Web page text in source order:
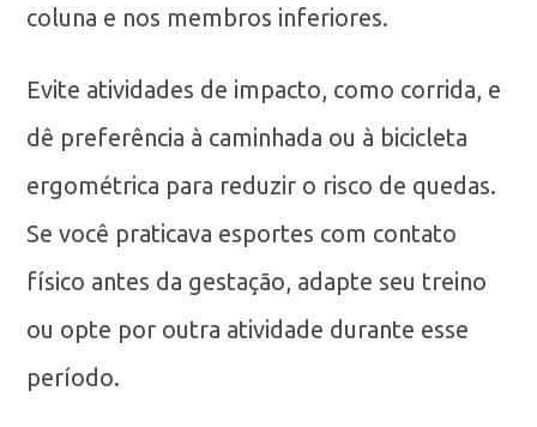
coluna e nos membros inferiores.
Evite atividades de impacto, como corrida, e
dê preferência à caminhada ou à bicicleta
ergométrica para reduzir o risco de quedas.
Se você praticava esportes com contato
físico antes da gestação, adapte seu treino
ou opte por outra atividade durante esse
período.